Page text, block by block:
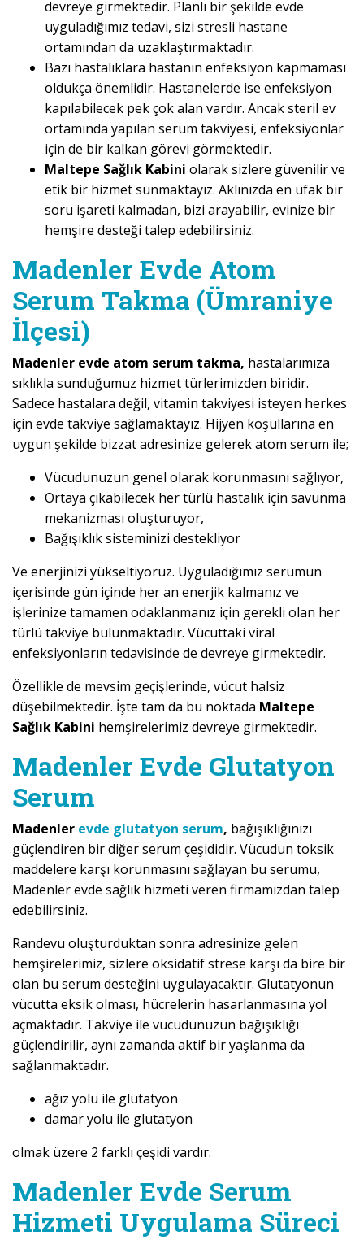
devreye girmektedir. Planlı bir şekilde evde
uyguladığımız tedavi, sizi stresli hastane
ortamından da uzaklaştırmaktadır.
Bazı hastalıklara hastanın enfeksiyon kapmaması
oldukça önemlidir. Hastanelerde ise enfeksiyon
kapılabilecek pek çok alan vardır. Ancak steril ev
ortamında yapılan serum takviyesi, enfeksiyonlar
için de bir kalkan görevi görmektedir.
Maltepe Sağlık Kabini olarak sizlere güvenilir ve
etik bir hizmet sunmaktayız. Aklınızda en ufak bir
soru işareti kalmadan, bizi arayabilir, evinize bir
hemşire desteği talep edebilirsiniz.
Madenler Evde Atom
Serum Takma (Ümraniye
İlçesi)
Madenler evde atom serum takma, hastalarımıza
sıklıkla sunduğumuz hizmet türlerimizden biridir.
Sadece hastalara değil, vitamin takviyesi isteyen herkes
için evde takviye sağlamaktayız. Hijyen koşullarına en
uygun şekilde bizzat adresinize gelerek atom serum ile;
Vücudunuzun genel olarak korunmasını sağlıyor,
Ortaya çıkabilecek her türlü hastalık için savunma
mekanizması oluşturuyor,
Bağışıklık sisteminizi destekliyor
Ve enerjinizi yükseltiyoruz. Uyguladığımız serumun
içerisinde gün içinde her an enerjik kalmanız ve
işlerinize tamamen odaklanmanız için gerekli olan her
türlü takviye bulunmaktadır. Vücuttaki viral
enfeksiyonların tedavisinde de devreye girmektedir.
Özellikle de mevsim geçişlerinde, vücut halsiz
düşebilmektedir. İşte tam da bu noktada Maltepe
Sağlık Kabini hemşirelerimiz devreye girmektedir.
Madenler Evde Glutatyon
Serum
Madenler evde glutatyon serum, bağışıklığınızı
güçlendiren bir diğer serum çeşididir. Vücudun toksik
maddelere karşı korunmasını sağlayan bu serumu,
Madenler evde sağlık hizmeti veren firmamızdan talep
edebilirsiniz.
Randevu oluşturduktan sonra adresinize gelen
hemşirelerimiz, sizlere oksidatif strese karşı da bire bir
olan bu serum desteğini uygulayacaktır. Glutatyonun
vücutta eksik olması, hücrelerin hasarlanmasına yol
açmaktadır. Takviye ile vücudunuzun bağışıklığı
güçlendirilir, aynı zamanda aktif bir yaşlanma da
sağlanmaktadır.
ağız yolu ile glutatyon
damar yolu ile glutatyon
olmak üzere 2 farklı çeşidi vardır.
Madenler Evde Serum
Hizmeti Uygulama Süreci